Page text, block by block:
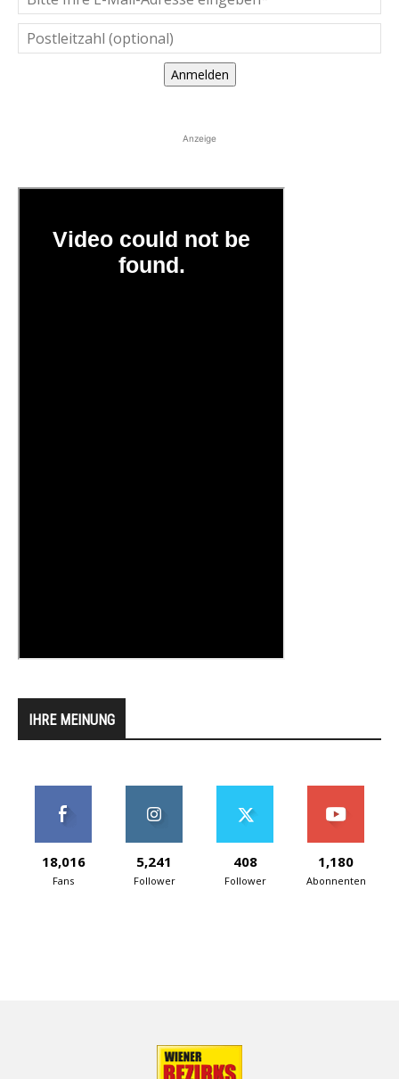
Anmelden
Anzeige
IHRE MEINUNG
18,016
Fans
5,241
Follower
408
Follower
1,180
Abonnenten